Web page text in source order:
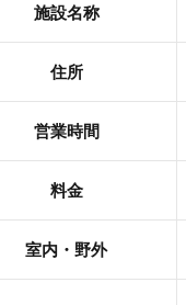
施設名称
住所
営業時間
料金
室内・野外